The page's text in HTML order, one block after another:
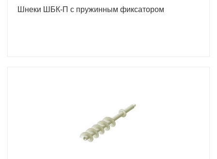
Шнеки ШБК-П с пружинным фиксатором